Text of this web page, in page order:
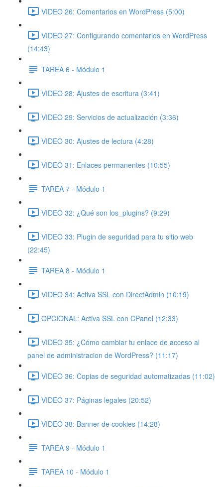
VIDEO 26: Comentarios en WordPress (5:00)
VIDEO 27: Configurando comentarios en WordPress
(14:43)
TAREA 6 - Módulo 1
VIDEO 28: Ajustes de escritura (3:41)
VIDEO 29: Servicios de actualización (3:36)
VIDEO 30: Ajustes de lectura (4:28)
VIDEO 31: Enlaces permanentes (10:55)
TAREA 7 - Módulo 1
VIDEO 32: ¿Qué son los_plugins? (9:29)
VIDEO 33: Plugin de seguridad para tu sitio web
(22:45)
TAREA 8 - Módulo 1
VIDEO 34: Activa SSL con DirectAdmin (10:19)
OPCIONAL: Activa SSL con CPanel (12:33)
VIDEO 35: ¿Cómo cambiar tu enlace de acceso al
panel de administracion de WordPress? (11:17)
VIDEO 36: Copias de seguridad automatizadas (11:02)
VIDEO 37: Páginas legales (20:52)
VIDEO 38: Banner de cookies (14:28)
TAREA 9 - Módulo 1
TAREA 10 - Módulo 1